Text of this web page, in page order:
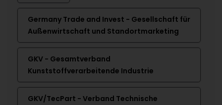
Germany Trade and Invest - Gesellschaft für
Außenwirtschaft und Standortmarketing
GKV - Gesamtverband
Kunststoffverarbeitende Industrie
GKV/TecPart - Verband Technische